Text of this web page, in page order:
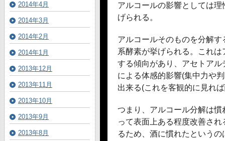
アルコールの影響としては
げられる。
アルコールそのものを分解
系酵素が挙げられる。これ
する傾向があり、アセトア
による体感的影響(集中力や
出来る(これを客観的に見れ
つまり、アルコール分解は
って表面上ある程度改善さ
るため、酒に慣れたという
2014年4月
2014年3月
2014年2月
2014年1月
2013年12月
2013年11月
2013年10月
2013年9月
2013年8月